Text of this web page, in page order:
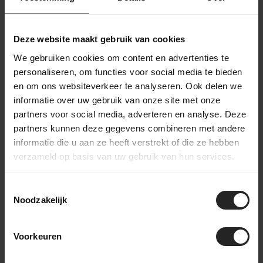
Deze website maakt gebruik van cookies
We gebruiken cookies om content en advertenties te
personaliseren, om functies voor social media te bieden
en om ons websiteverkeer te analyseren. Ook delen we
informatie over uw gebruik van onze site met onze
partners voor social media, adverteren en analyse. Deze
partners kunnen deze gegevens combineren met andere
informatie die u aan ze heeft verstrekt of die ze hebben
verzameld op basis van uw gebruik van hun services.
Noodzakelijk
Voorkeuren
Termin vereinbaren
Wartungsservice €210,-
(2 Stunden) exkl. Material- und Ersatzteilkosten
Schrauben mit dem richtigen Drehmoment
nachziehen
Steuersatzlager reinigen, fetten und einstellen
Sattelstütze reinigen und mit Carbonpaste
Tretlager reinigen, fetten und einstellen
Schaltwerke einstellen